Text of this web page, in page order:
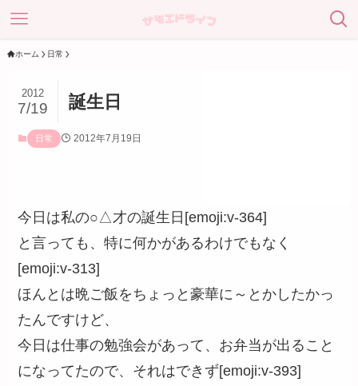
ホーム 日常
誕生日
2012
7/19
日常 2012年7月19日
今日は私の○△才の誕生日[emoji:v-364]
と言っても、特に何かがあるわけでもなく
[emoji:v-313]
ほんとは晩ご飯をちょっと豪華に～とかしたかっ
たんですけど、
今日は仕事の勉強会があって、お弁当が出ること
になってたので、それはできず[emoji:v-393]